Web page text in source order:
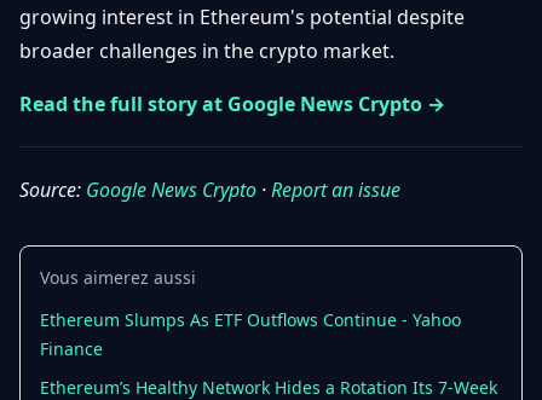
Baisses
Bitcoin
&
2
& DeFi
Régulations
& Politique
Plateformes
& Sécurité
Débuter
Investissement
Bases de
Blockchain
Portefeuilles
Avancé
Promouvoir
Contact
growing interest in Ethereum's potential despite
broader challenges in the crypto market.
Read the full story at Google News Crypto →
Source: Google News Crypto ·Report an issue
Vous aimerez aussi
Ethereum Slumps As ETF Outflows Continue - Yahoo
Finance
Ethereum’s Healthy Network Hides a Rotation Its 7-Week